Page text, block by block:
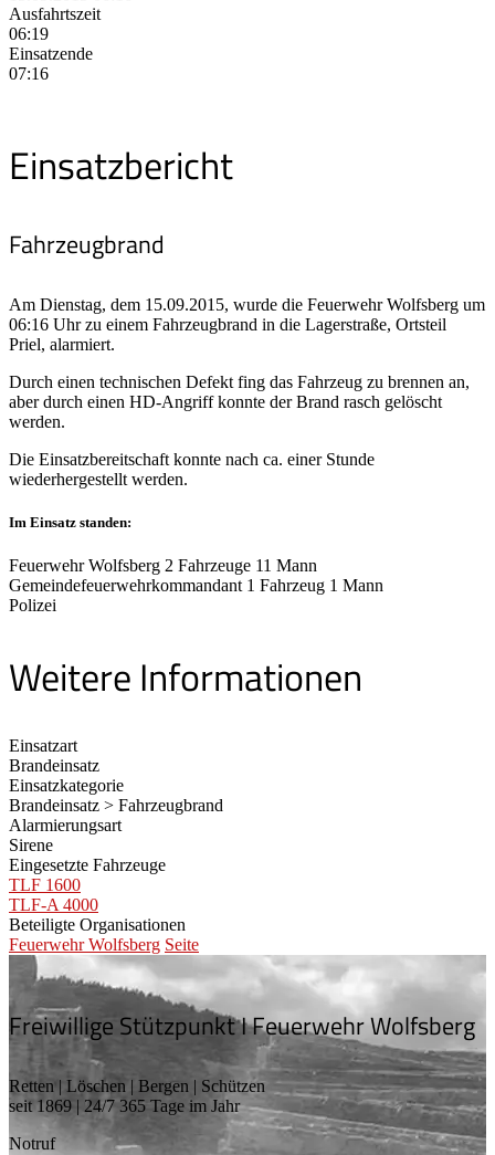
Ausfahrtszeit
06:19
Einsatzende
07:16
Einsatzbericht
Fahrzeugbrand
Am Dienstag, dem 15.09.2015, wurde die Feuerwehr Wolfsberg um
06:16 Uhr zu einem Fahrzeugbrand in die Lagerstraße, Ortsteil
Priel, alarmiert.
Durch einen technischen Defekt fing das Fahrzeug zu brennen an,
aber durch einen HD-Angriff konnte der Brand rasch gelöscht
werden.
Die Einsatzbereitschaft konnte nach ca. einer Stunde
wiederhergestellt werden.
Im Einsatz standen:
Feuerwehr Wolfsberg 2 Fahrzeuge 11 Mann
Gemeindefeuerwehrkommandant 1 Fahrzeug 1 Mann
Polizei
Weitere Informationen
Einsatzart
Brandeinsatz
Einsatzkategorie
Brandeinsatz > Fahrzeugbrand
Alarmierungsart
Sirene
Eingesetzte Fahrzeuge
TLF 1600
TLF-A 4000
Beteiligte Organisationen
Feuerwehr Wolfsberg Seite
Freiwillige Stützpunkt I Feuerwehr Wolfsberg
Retten | Löschen | Bergen | Schützen
seit 1869 | 24/7 365 Tage im Jahr
Notruf